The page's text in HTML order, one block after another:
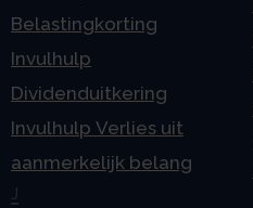
Belastingkorting
Invulhulp
Dividenduitkering
Invulhulp Verlies uit
aanmerkelijk belang